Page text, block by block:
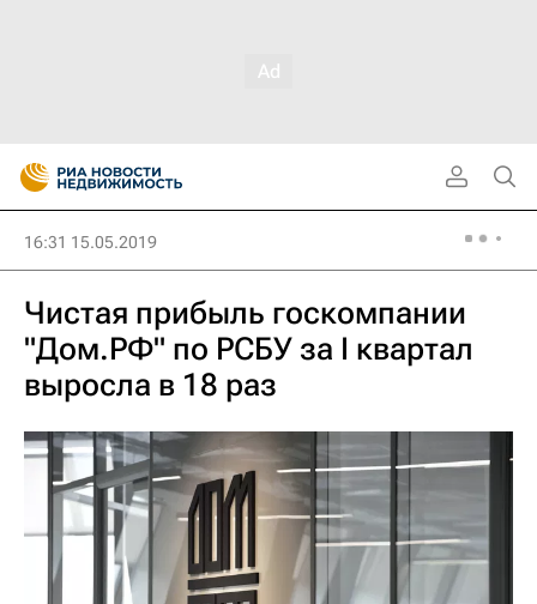
16:31 15.05.2019
Чистая прибыль госкомпании
"Дом.РФ" по РСБУ за I квартал
выросла в 18 раз